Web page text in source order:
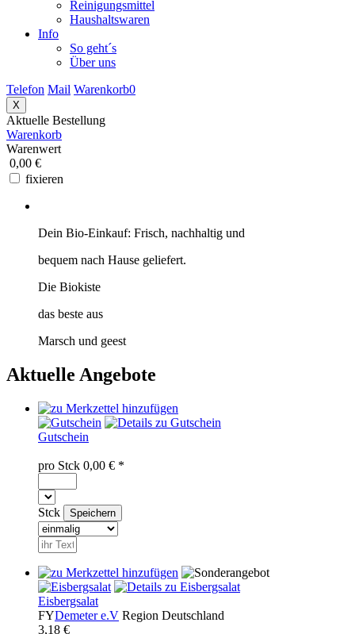
Reinigungsmittel
Haushaltswaren
Info
So geht´s
Über uns
Telefon Mail Warenkorb0
X
Aktuelle Bestellung
Warenkorb
Warenwert
0,00 €
fixieren
Dein Bio-Einkauf: Frisch, nachhaltig und
bequem nach Hause geliefert.
Die Biokiste
das beste aus
Marsch und geest
Aktuelle Angebote
Gutschein
pro Stck 0,00 € *
Stck
Eisbergsalat
FYDemeter e.V Region Deutschland
3,18 €